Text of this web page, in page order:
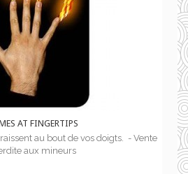
AT FINGERTIPS
au bout de vos doigts. - Vente
aux mineurs